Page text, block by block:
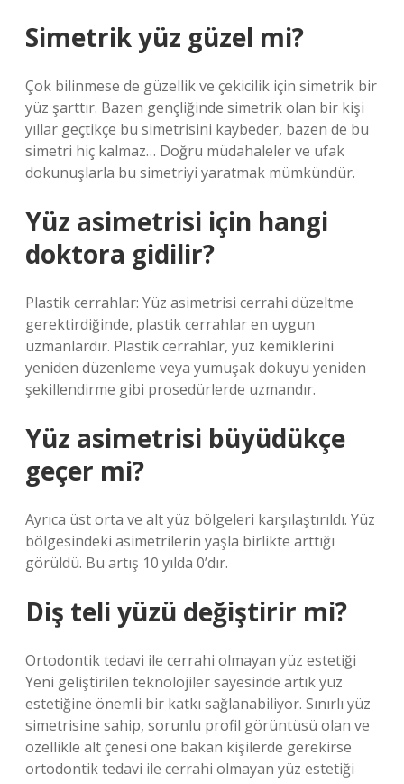
Simetrik yüz güzel mi?
Çok bilinmese de güzellik ve çekicilik için simetrik bir
yüz şarttır. Bazen gençliğinde simetrik olan bir kişi
yıllar geçtikçe bu simetrisini kaybeder, bazen de bu
simetri hiç kalmaz… Doğru müdahaleler ve ufak
dokunuşlarla bu simetriyi yaratmak mümkündür.
Yüz asimetrisi için hangi
doktora gidilir?
Plastik cerrahlar: Yüz asimetrisi cerrahi düzeltme
gerektirdiğinde, plastik cerrahlar en uygun
uzmanlardır. Plastik cerrahlar, yüz kemiklerini
yeniden düzenleme veya yumuşak dokuyu yeniden
şekillendirme gibi prosedürlerde uzmandır.
Yüz asimetrisi büyüdükçe
geçer mi?
Ayrıca üst orta ve alt yüz bölgeleri karşılaştırıldı. Yüz
bölgesindeki asimetrilerin yaşla birlikte arttığı
görüldü. Bu artış 10 yılda 0’dır.
Diş teli yüzü değiştirir mi?
Ortodontik tedavi ile cerrahi olmayan yüz estetiği
Yeni geliştirilen teknolojiler sayesinde artık yüz
estetiğine önemli bir katkı sağlanabiliyor. Sınırlı yüz
simetrisine sahip, sorunlu profil görüntüsü olan ve
özellikle alt çenesi öne bakan kişilerde gerekirse
ortodontik tedavi ile cerrahi olmayan yüz estetiği